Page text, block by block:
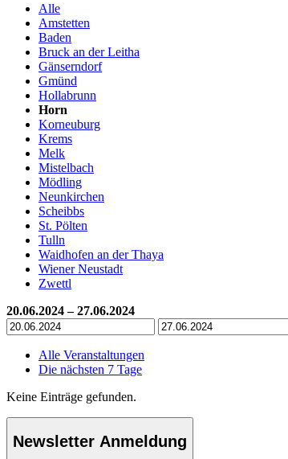
Alle
Amstetten
Baden
Bruck an der Leitha
Gänserndorf
Gmünd
Hollabrunn
Horn
Korneuburg
Krems
Melk
Mistelbach
Mödling
Neunkirchen
Scheibbs
St. Pölten
Tulln
Waidhofen an der Thaya
Wiener Neustadt
Zwettl
20.06.2024 – 27.06.2024
Alle Veranstaltungen
Die nächsten 7 Tage
Keine Einträge gefunden.
Newsletter Anmeldung